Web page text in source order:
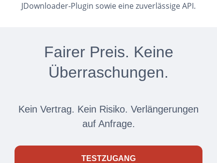
JDownloader-Plugin sowie eine zuverlässige API.
Fairer Preis. Keine
Überraschungen.
Kein Vertrag. Kein Risiko. Verlängerungen
auf Anfrage.
TESTZUGANG